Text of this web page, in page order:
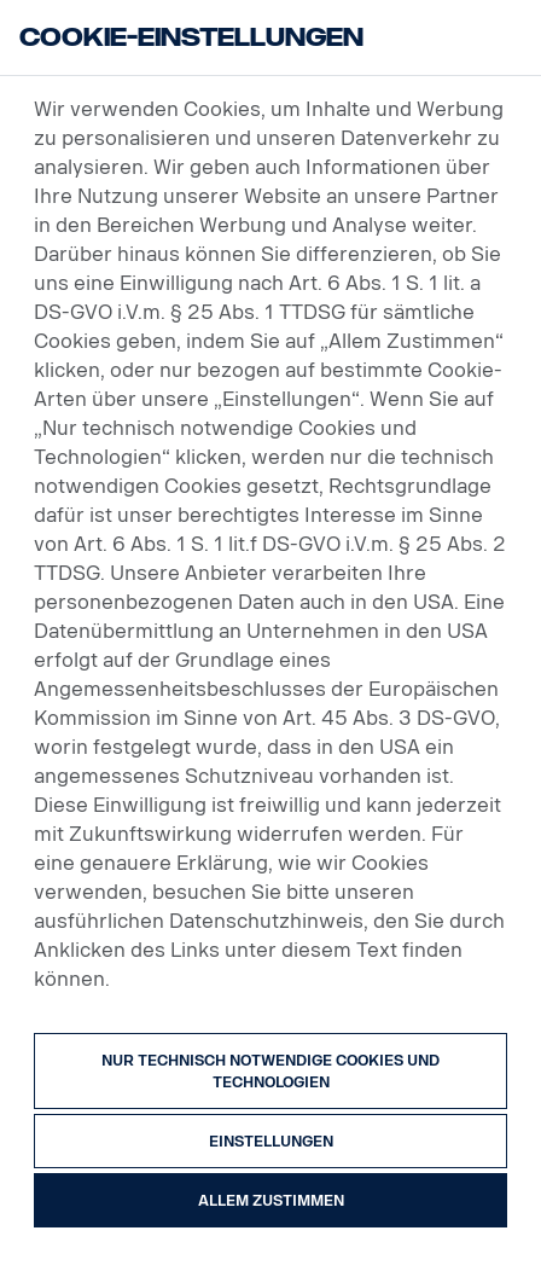
USED VEHICLES
SO GUT WIE NEU –
SCANIA PREMIUM USED
Für Gebrauchtfahrzeuge von Scania
sprechen dieselben Gründe wie für die
Neufahrzeuge: Belastbarkeit,
Langlebigkeit, Zuverlässigkeit und niedrige
Betriebskosten. Zudem können Sie sich
jederzeit auf unsere effizienten
Supportleistungen verlassen. Auf unserer
neuen Gebrauchtwagenplattform können
Sie jederzeit sehen, welche gebrauchten
Scania Lkw aktuell verfügbar sind.
JETZT FAHRZEUG SUCHEN!
Sofort verfügbare
Fahrzeuge
Cookie-Einstellungen
Wir verwenden Cookies, um Inhalte und Werbung
zu personalisieren und unseren Datenverkehr zu
analysieren. Wir geben auch Informationen über
Ihre Nutzung unserer Website an unsere Partner
in den Bereichen Werbung und Analyse weiter.
Darüber hinaus können Sie differenzieren, ob Sie
uns eine Einwilligung nach Art. 6 Abs. 1 S. 1 lit. a
DS-GVO i.V.m. § 25 Abs. 1 TTDSG für sämtliche
Cookies geben, indem Sie auf „Allem Zustimmen“
klicken, oder nur bezogen auf bestimmte Cookie-
Arten über unsere „Einstellungen“. Wenn Sie auf
„Nur technisch notwendige Cookies und
Technologien“ klicken, werden nur die technisch
notwendigen Cookies gesetzt, Rechtsgrundlage
dafür ist unser berechtigtes Interesse im Sinne
von Art. 6 Abs. 1 S. 1 lit.f DS-GVO i.V.m. § 25 Abs. 2
TTDSG. Unsere Anbieter verarbeiten Ihre
personenbezogenen Daten auch in den USA. Eine
Datenübermittlung an Unternehmen in den USA
erfolgt auf der Grundlage eines
Angemessenheitsbeschlusses der Europäischen
Kommission im Sinne von Art. 45 Abs. 3 DS-GVO,
worin festgelegt wurde, dass in den USA ein
angemessenes Schutzniveau vorhanden ist.
Diese Einwilligung ist freiwillig und kann jederzeit
mit Zukunftswirkung widerrufen werden. Für
eine genauere Erklärung, wie wir Cookies
verwenden, besuchen Sie bitte unseren
ausführlichen Datenschutzhinweis, den Sie durch
Anklicken des Links unter diesem Text finden
können.
NUR TECHNISCH NOTWENDIGE COOKIES UND
TECHNOLOGIEN
EINSTELLUNGEN
ALLEM ZUSTIMMEN